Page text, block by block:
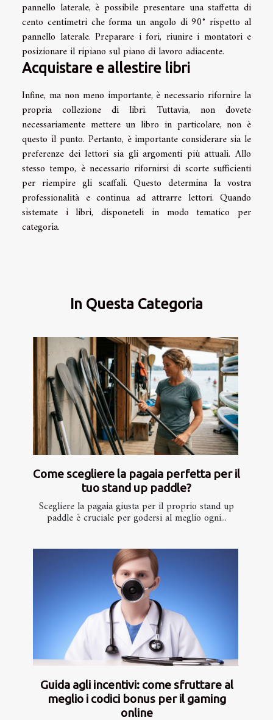
pannello laterale, è possibile presentare una staffetta di
cento centimetri che forma un angolo di 90° rispetto al
pannello laterale. Preparare i fori, riunire i montatori e
posizionare il ripiano sul piano di lavoro adiacente.
Acquistare e allestire libri
Infine, ma non meno importante, è necessario rifornire la
propria collezione di libri. Tuttavia, non dovete
necessariamente mettere un libro in particolare, non è
questo il punto. Pertanto, è importante considerare sia le
preferenze dei lettori sia gli argomenti più attuali. Allo
stesso tempo, è necessario rifornirsi di scorte sufficienti
per riempire gli scaffali. Questo determina la vostra
professionalità e continua ad attrarre lettori. Quando
sistemate i libri, disponeteli in modo tematico per
categoria.
In Questa Categoria
Come scegliere la pagaia perfetta per il
tuo stand up paddle?
Scegliere la pagaia giusta per il proprio stand up
paddle è cruciale per godersi al meglio ogni...
Guida agli incentivi: come sfruttare al
meglio i codici bonus per il gaming
online